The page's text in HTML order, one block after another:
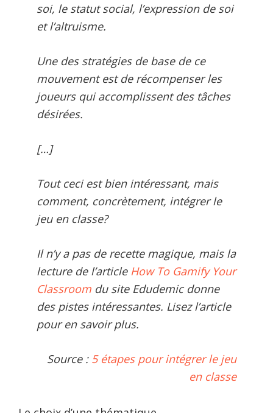
soi, le statut social, l’expression de soi
et l’altruisme.
Une des stratégies de base de ce
mouvement est de récompenser les
joueurs qui accomplissent des tâches
désirées.
[…]
Tout ceci est bien intéressant, mais
comment, concrètement, intégrer le
jeu en classe?
Il n’y a pas de recette magique, mais la
lecture de l’article How To Gamify Your
Classroom du site Edudemic donne
des pistes intéressantes. Lisez l’article
pour en savoir plus.
Source : 5 étapes pour intégrer le jeu
en classe